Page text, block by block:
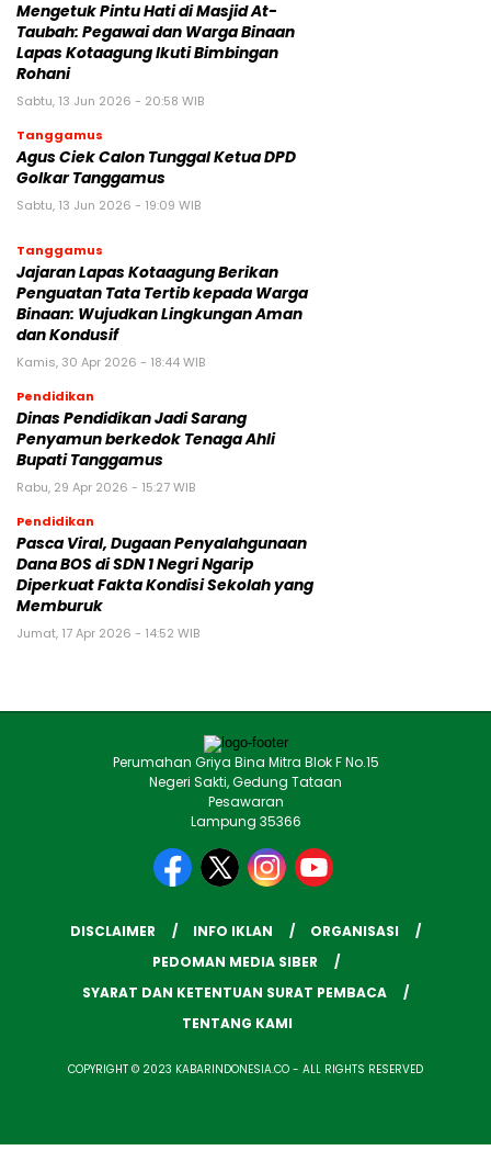
Mengetuk Pintu Hati di Masjid At-
Taubah: Pegawai dan Warga Binaan
Lapas Kotaagung Ikuti Bimbingan
Rohani
Sabtu, 13 Jun 2026 - 20:58 WIB
Tanggamus
Agus Ciek Calon Tunggal Ketua DPD
Golkar Tanggamus
Sabtu, 13 Jun 2026 - 19:09 WIB
Tanggamus
Jajaran Lapas Kotaagung Berikan
Penguatan Tata Tertib kepada Warga
Binaan: Wujudkan Lingkungan Aman
dan Kondusif
Kamis, 30 Apr 2026 - 18:44 WIB
Pendidikan
Dinas Pendidikan Jadi Sarang
Penyamun berkedok Tenaga Ahli
Bupati Tanggamus
Rabu, 29 Apr 2026 - 15:27 WIB
Pendidikan
Pasca Viral, Dugaan Penyalahgunaan
Dana BOS di SDN 1 Negri Ngarip
Diperkuat Fakta Kondisi Sekolah yang
Memburuk
Jumat, 17 Apr 2026 - 14:52 WIB
Perumahan Griya Bina Mitra Blok F No.15
Negeri Sakti, Gedung Tataan
Pesawaran
Lampung 35366
DISCLAIMER INFO IKLAN
ORGANISASI
PEDOMAN MEDIA SIBER
SYARAT DAN KETENTUAN SURAT PEMBACA
TENTANG KAMI
COPYRIGHT © 2023 KABARINDONESIA.CO - ALL RIGHTS RESERVED